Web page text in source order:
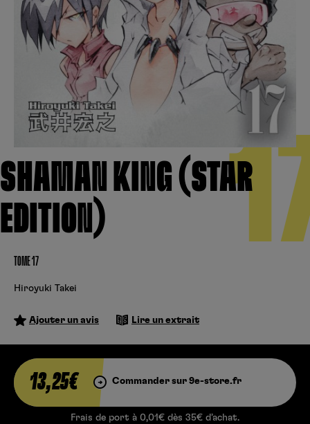
SHAMAN KING (STAR
EDITION)
TOME 17
Hiroyuki Takei
Ajouter un avis Lire un extrait
13,25€ Commander sur 9e-store.fr
Frais de port à 0,01€ dès 35€ d’achat.
Se connecter S’inscrire
Hunter x Hunter
Fire Force
Black Butler